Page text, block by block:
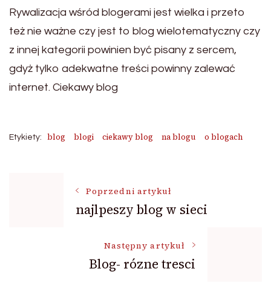
Rywalizacja wśród blogerami jest wielka i przeto
też nie ważne czy jest to blog wielotematyczny czy
z innej kategorii powinien być pisany z sercem,
gdyż tylko adekwatne treści powinny zalewać
internet. Ciekawy blog
Etykiety: blog blogi ciekawy blog na blogu o blogach
NawigacjaPoprzedni artykuł
najlpeszy blog w sieci
Następny artykuł
Blog- rózne tresci